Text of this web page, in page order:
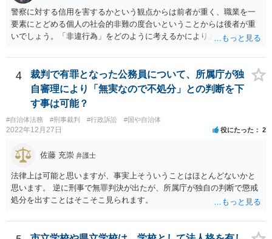
自体の無効かどうかという法的な効力を議論するものではないでしょ
う。 問題は、証書そのものではなく、在学中に何らかの問題を起こし
て学籍を剥奪されたかどうか、ということなので、厳密に言えば卒業
証書自体の議論とは直接関係しないと思います。
警察に対する信用を害するかという観点からは前者が重く、職業を一
要素にとどめる個人の社会的非難の度合いということからは後者が重
いでしょう。「非違行為」をどのように考えるかによります。
4
裁判で有罪となった公務員について、所属庁が独
自審理により「無実なので不処分」との判断を下
す事は可能？
#自治体法務 #刑事裁判 #行政訴訟 #国や自治体
2022年12月27日 役にたった 2
佐藤 充崇 弁護士
法律上は可能と思いますが、事実上そういうことはほとんどないかと
思います。 逆に刑事で無罪判決が出たが、所属庁が独自の判断で懲戒
処分を出すことはそこそこ見られます。